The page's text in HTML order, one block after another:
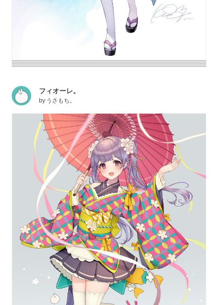
フィオーレ。
by うさもち。